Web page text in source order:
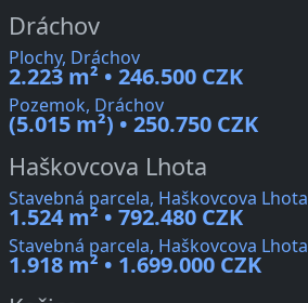
Dráchov
Plochy, Dráchov
2.223 m² • 246.500 CZK
Pozemok, Dráchov
(5.015 m²) • 250.750 CZK
Haškovcova Lhota
Stavebná parcela, Haškovcova Lhota
1.524 m² • 792.480 CZK
Stavebná parcela, Haškovcova Lhota
1.918 m² • 1.699.000 CZK